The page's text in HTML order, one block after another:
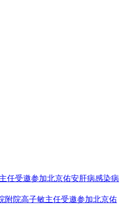
任受邀参加北京佑安肝病感染病
附院高子敏主任受邀参加北京佑